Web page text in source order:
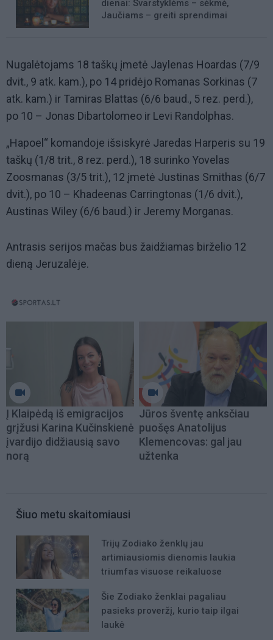
dienai: Svarstyklėms – sėkmė,
Jaučiams – greiti sprendimai
Nugalėtojams 18 taškų įmetė Jaylenas Hoardas (7/9
dvit., 9 atk. kam.), po 14 pridėjo Romanas Sorkinas (7
atk. kam.) ir Tamiras Blattas (6/6 baud., 5 rez. perd.),
po 10 – Jonas Dibartolomeo ir Levi Randolphas.
„Hapoel“ komandoje išsiskyrė Jaredas Harperis su 19
taškų (1/8 trit., 8 rez. perd.), 18 surinko Yovelas
Zoosmanas (3/5 trit.), 12 įmetė Justinas Smithas (6/7
dvit.), po 10 – Khadeenas Carringtonas (1/6 dvit.),
Austinas Wiley (6/6 baud.) ir Jeremy Morganas.
Antrasis serijos mačas bus žaidžiamas birželio 12
dieną Jeruzalėje.
Į Klaipėdą iš emigracijos
grįžusi Karina Kučinskienė
įvardijo didžiausią savo
norą
Jūros šventę anksčiau
puošęs Anatolijus
Klemencovas: gal jau
užtenka
Šiuo metu skaitomiausi
Trijų Zodiako ženklų jau
artimiausiomis dienomis laukia
triumfas visuose reikaluose
Šie Zodiako ženklai pagaliau
pasieks proveržį, kurio taip ilgai
laukė